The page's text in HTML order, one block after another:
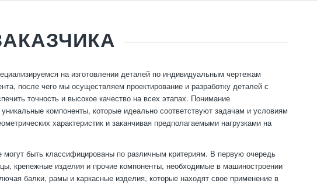
на изготовлении деталей по индивидуальным чертежам
после чего мы осуществляем проектирование и разработку деталей с
точность и высокое качество на всех этапах. Понимание
компоненты, которые идеально соответствуют задачам и условиям
характеристик и заканчивая предполагаемыми нагрузками на
быть классифицированы по различным критериям. В первую очередь
крепежные изделия и прочие компоненты, необходимые в машиностроении
балки, рамы и каркасные изделия, которые находят свое применение в